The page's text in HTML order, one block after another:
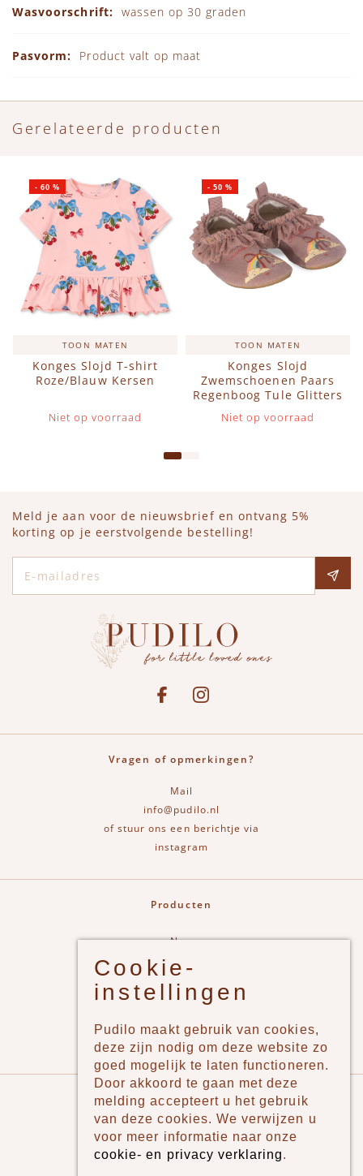
wassen op 30 graden
Product valt op maat
Gerelateerde producten
TOON MATEN
Konges Slojd T-shirt
Roze/Blauw Kersen
Niet op voorraad
-60 %
TOON MATEN
Konges Slojd
Zwemschoenen Paars
Regenboog Tule Glitters
Niet op voorraad
-50 %
Meld je aan voor de nieuwsbrief en ontvang 5%
korting op je eerstvolgende bestelling!
See our FacebookBekijk onze Instagram pagina
Vragen of opmerkingen?
Mail
info@pudilo.nl
of stuur ons een berichtje via
instagram
Producten
New
Jongens
Meisjes
Merken
Pudilo
Over ons
Algemene voorwaarden
Cookie-
instellingen
Pudilo maakt gebruik van cookies,
deze zijn nodig om deze website zo
goed mogelijk te laten functioneren.
Door akkoord te gaan met deze
melding accepteert u het gebruik
van deze cookies. We verwijzen u
voor meer informatie naar onze
cookie- en privacy verklaring.